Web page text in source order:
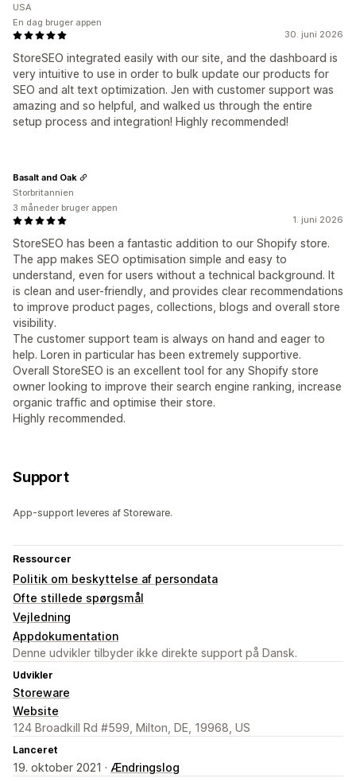
30. juni 2026
StoreSEO integrated easily with our site, and the dashboard is
very intuitive to use in order to bulk update our products for
SEO and alt text optimization. Jen with customer support was
amazing and so helpful, and walked us through the entire
setup process and integration! Highly recommended!
USA
En dag bruger appen
1. juni 2026
StoreSEO has been a fantastic addition to our Shopify store.
The app makes SEO optimisation simple and easy to
understand, even for users without a technical background. It
is clean and user-friendly, and provides clear recommendations
to improve product pages, collections, blogs and overall store
visibility.
The customer support team is always on hand and eager to
help. Loren in particular has been extremely supportive.
Overall StoreSEO is an excellent tool for any Shopify store
owner looking to improve their search engine ranking, increase
organic traffic and optimise their store.
Highly recommended.
Basalt and Oak
Storbritannien
3 måneder bruger appen
Support
App-support leveres af Storeware.
Ressourcer
Politik om beskyttelse af persondata
Ofte stillede spørgsmål
Vejledning
Appdokumentation
Denne udvikler tilbyder ikke direkte support på Dansk.
Udvikler
Storeware
Website
124 Broadkill Rd #599, Milton, DE, 19968, US
Lanceret
19. oktober 2021 · Ændringslog